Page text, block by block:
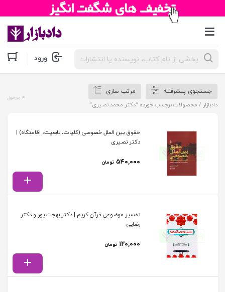
جستجوی
محصولات ورود
جستجوی پیشرفته
مرتب سازی
دادبازار / محصولات برچسب خورده “دکتر محمد نصیری”
4 محصول
حقوق بین الملل خصوصی (کلیات، تابعیت، اقامتگاه) |
دکتر نصیری
۵۴۰,۰۰۰ تومان
تفسیر موضوعی قرآن کریم | دکتر بهجت پور و دکتر
رضایی
۱۲۰,۰۰۰ تومان